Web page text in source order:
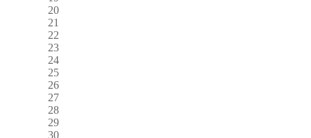
20
21
22
23
24
25
26
27
28
29
30